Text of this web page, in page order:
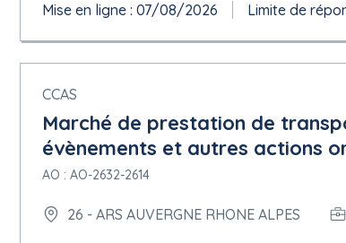
Mise en ligne : 07/08/2026 Limite de
CCAS
Marché de prestation de
évènements et autres actions
AO : AO-2632-2614
26 - ARS AUVERGNE RHONE ALPES